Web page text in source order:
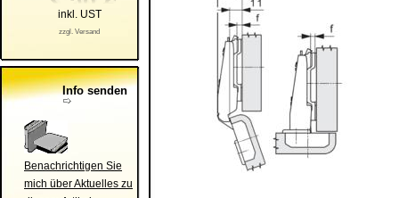
inkl. UST
zzgl. Versand
Info senden
Benachrichtigen Sie
mich über Aktuelles zu